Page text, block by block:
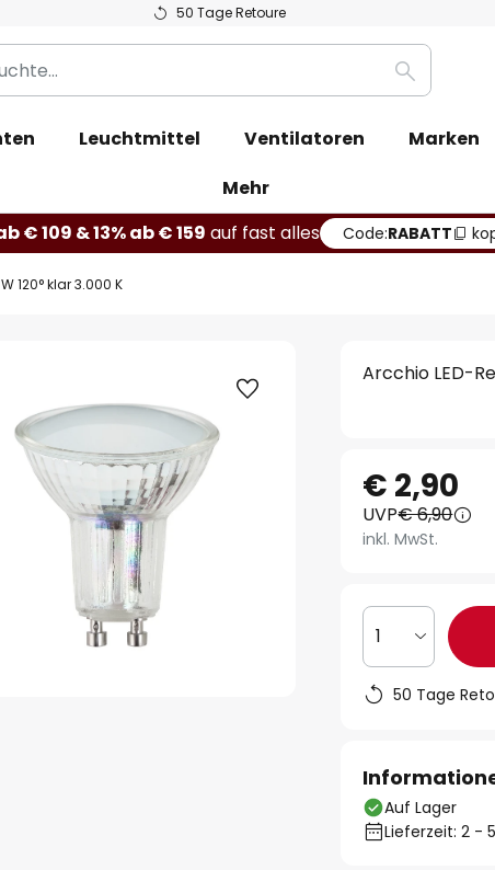
50 Tage Retoure
Suche
Leuchtmittel Ventilatoren Marken
Mehr
€ 109 & 13% ab € 159 auf fast alles Code:RABATT
120° klar 3.000 K
Arcchio LED-
€ 2,90
UVP€ 6,90
inkl. MwSt.
1
50 Tage
Auf Lager
Lieferzeit: 2 -